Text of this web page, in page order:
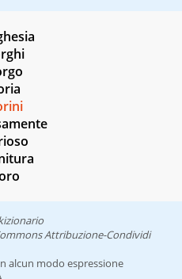
Attribuzione-Condividi
alcun modo espressione